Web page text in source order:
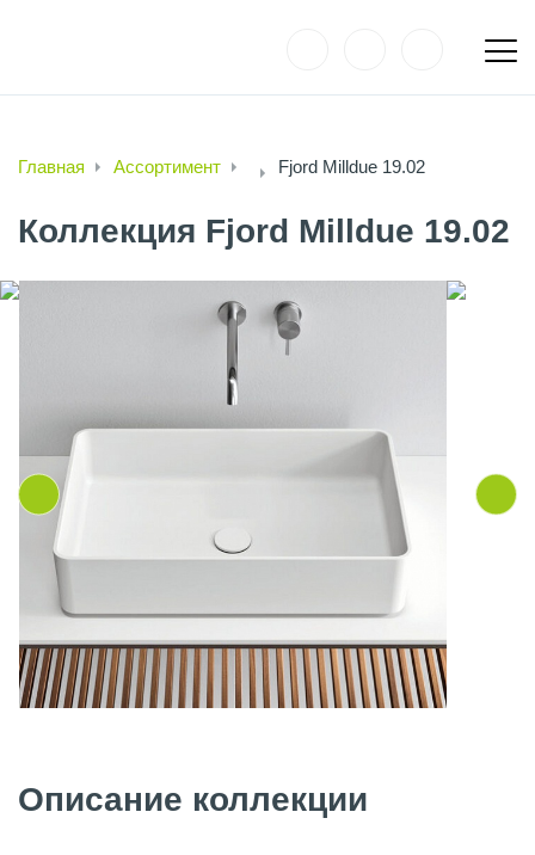
Главная Ассортимент Fjord Milldue 19.02
Коллекция Fjord Milldue 19.02
Описание коллекции